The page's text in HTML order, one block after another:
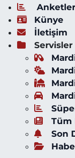
Anketler
Künye
İletişim
Servisler
Tüm
Son